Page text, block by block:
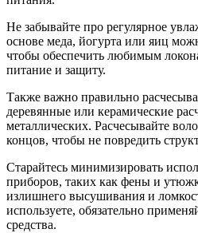
Не забывайте про регулярное
основе меда, йогурта или яиц
чтобы обеспечить любимым
питание и защиту.
Также важно правильно
деревянные или керамические
металлических. Расчесывайте
концов, чтобы не повредить
Старайтесь минимизировать
приборов, таких как фены и
излишнего высушивания и
используете, обязательно
средства.